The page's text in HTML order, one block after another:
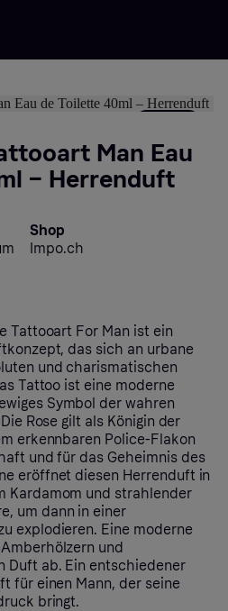
Man Eau
– Herrenduft
Shop
Impo.ch
Tattooart For Man ist ein
das sich an urbane
und charismatischen
Tattoo ist eine moderne
Symbol der wahren
Rose gilt als Königin der
erkennbaren Police-Flakon
und für das Geheimnis des
eröffnet diesen Herrenduft in
Kardamom und strahlender
um dann in einer
explodieren. Eine moderne
und
Duft ab. Ein entschiedener
für einen Mann, der seine
bringt.